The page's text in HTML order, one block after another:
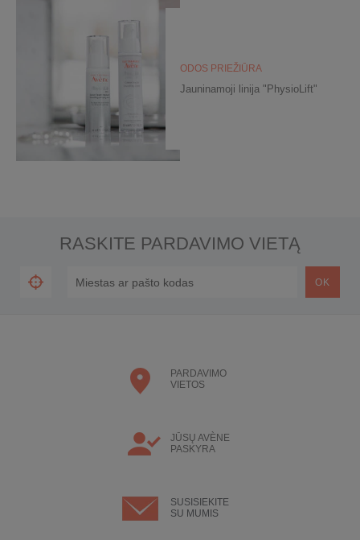
ODOS PRIEŽIŪRA
Jauninamoji linija "PhysioLift"
RASKITE PARDAVIMO VIETĄ
PARDAVIMO
VIETOS
JŪSŲ AVÈNE
PASKYRA
SUSISIEKITE
SU MUMIS